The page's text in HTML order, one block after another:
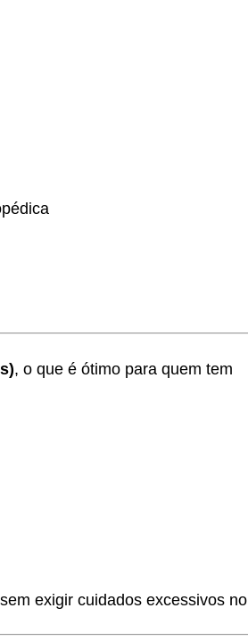
, o que é ótimo para quem tem
exigir cuidados excessivos no